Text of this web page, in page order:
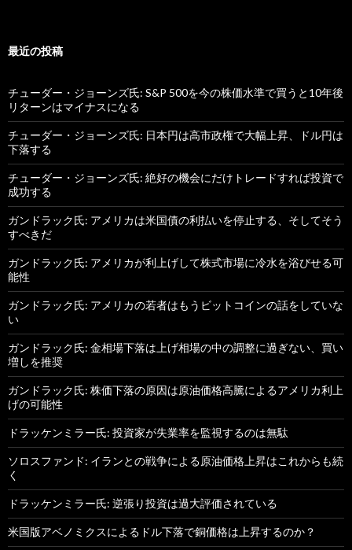
最近の投稿
チューダー・ジョーンズ氏: S&P 500を今の株価水準で買うと10年後
リターンはマイナスになる
チューダー・ジョーンズ氏: 日本円は高市政権で大幅上昇、ドル円は
下落する
チューダー・ジョーンズ氏: 絶好の機会にだけトレードすれば投資で
成功する
ガンドラック氏: アメリカは米国債の利払いを停止する、そしてそう
すべきだ
ガンドラック氏: アメリカが利上げして株式市場に冷水を浴びせる可
能性
ガンドラック氏: アメリカの若者はもうビットコインの話をしていな
い
ガンドラック氏: 金相場下落は上げ相場の中の調整に過ぎない、買い
増しを推奨
ガンドラック氏: 株価下落の原因は原油価格高騰によるアメリカ利上
げの可能性
ドラッケンミラー氏: 投資家が失業率を監視するのは無駄
ソロスファンド: イランとの戦争による原油価格上昇はこれからも続
く
ドラッケンミラー氏: 逆張り投資は過大評価されている
米国版アベノミクスによるドル下落で銅価格は上昇するのか？